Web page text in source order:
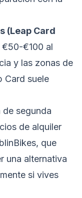
(Leap Card
€50-€100 al
y las zonas de
Card suele
de segunda
de alquiler
que
una alternativa
si vives